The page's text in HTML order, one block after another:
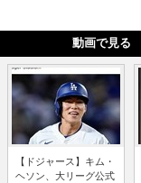
動画で見る
【ドジャース】キム・
ヘソン、大リーグ公式